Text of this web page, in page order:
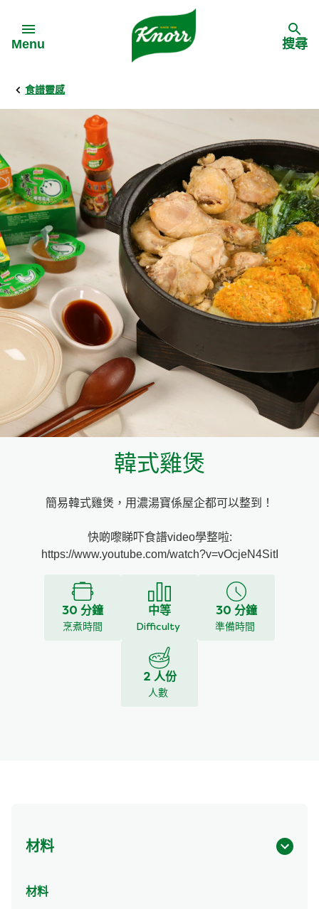
Menu
Back
料理食材
料理方式
季節節慶
多國料理
料理種類
Back
家樂牌純鮮雞粉
家樂牌雞粉
家樂牌鮮菇粉
家樂牌濃湯寶
家樂牌雞汁
家樂牌快熟通心粉
家樂牌鮮露
家樂牌雞湯粒
家樂牌純鮮清雞湯
Back
背景
甚麼是愛環境食材
愛環境食材名單
愛環境食材食譜
愛環境食材篩選條件
搜尋
食譜靈感
韓式雞煲
簡易韓式雞煲，用濃湯寶係屋企都可以整到！
快啲嚟睇吓食譜video學整啦:
https://www.youtube.com/watch?v=vOcjeN4SitI
30 分鐘
烹煮時間
中等
Difficulty
30 分鐘
準備時間
2 人份
人數
材料
材料